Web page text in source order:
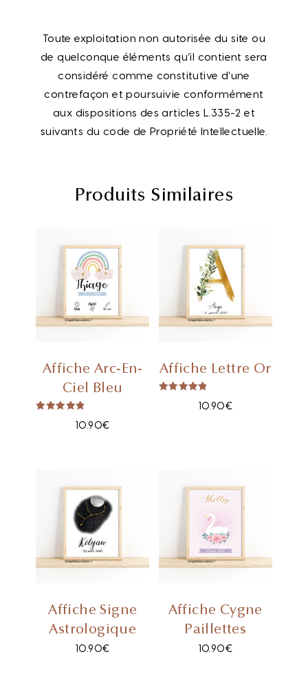
Toute exploitation non autorisée du site ou
de quelconque éléments qu’il contient sera
considéré comme constitutive d’une
contrefaçon et poursuivie conformément
aux dispositions des articles L.335-2 et
suivants du code de Propriété Intellectuelle.
Produits Similaires
Affiche Arc-En-
Ciel Bleu
10.90€
Affiche Lettre Or
10.90€
Affiche Signe
Astrologique
10.90€
Affiche Cygne
Paillettes
10.90€